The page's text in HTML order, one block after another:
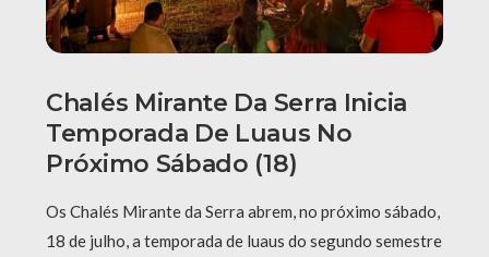
Chalés Mirante Da Serra Inicia
Temporada De Luaus No
Próximo Sábado (18)
Os Chalés Mirante da Serra abrem, no próximo sábado,
18 de julho, a temporada de luaus do segundo semestre